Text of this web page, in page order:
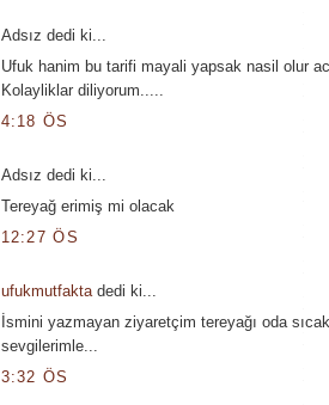
Adsız dedi ki...
Ufuk hanim bu tarifi mayali yapsak nasil olur
Kolayliklar diliyorum.....
4:18 ÖS
Adsız dedi ki...
Tereyağ erimiş mi olacak
12:27 ÖS
ufukmutfaktadedi ki...
İsmini yazmayan ziyaretçim tereyağı oda
sevgilerimle...
3:32 ÖS